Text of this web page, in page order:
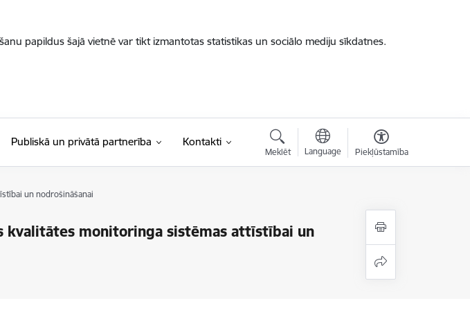
papildus šajā vietnē var tikt izmantotas statistikas un sociālo mediju sīkdatnes.
Publiskā un privātā partnerība Kontakti
Meklēt Language Piekļūstamība
un nodrošināšanai
monitoringa sistēmas attīstībai un